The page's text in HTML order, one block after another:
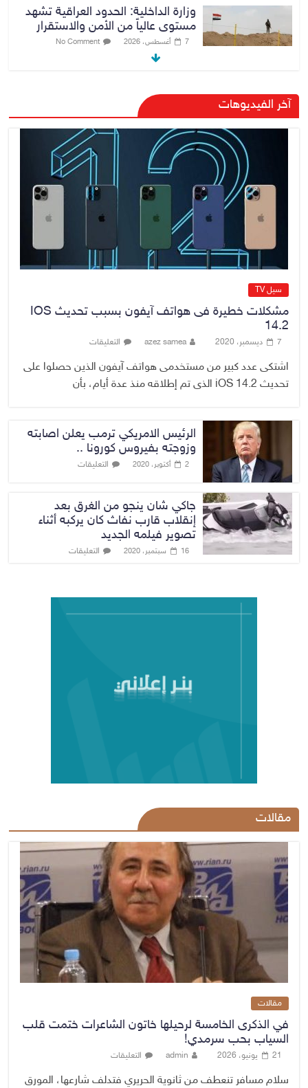
وزارة الداخلية: الحدود العراقية تشهد
مستوى عالياً من الأمن والاستقرار
7 أغسطس، 2026 No Comment
القضاء الأعلى: القبض على عدد من
موظفي بلدية الناصرية ومعقبين
ضبطت بحوزتهم مستندات وأختام
مزورة
7 أغسطس، 2026 No Comment
محكمة أمريكية تلزم “ميتا” بدفع
567 مليون دولار
7 أغسطس، 2026 No Comment
آخر الفيديوهات
سيل TV
مشكلات خطيرة فى هواتف آيفون بسبب تحديث IOS
14.2
7 ديسمبر، 2020 azez samea التعليقات
اشتكى عدد كبير من مستخدمى هواتف آيفون الذين حصلوا على
تحديث iOS 14.2 الذى تم إطلاقه منذ عدة أيام، بأن
الرئيس الامريكي ترمب يعلن اصابته
وزوجته بفيروس كورونا ..
2 أكتوبر، 2020 التعليقات
جاكي شان ينجو من الغرق بعد
إنقلاب قارب نفاث كان يركبه أثناء
تصوير فيلمه الجديد
16 سبتمبر، 2020 التعليقات
مقالات
مقالات
في الذكرى الخامسة لرحيلها خاتون الشاعرات ختمت قلب
السياب بحب سرمدي!
21 يونيو، 2026 admin التعليقات
سلام مسافر تنعطف من ثانوية الحريري فتدلف شارعها، المورق